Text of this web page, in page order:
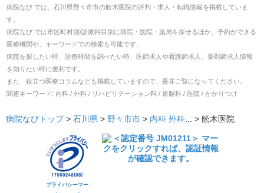
病院なび では、 石川県野々市市の舩木医院の評判・求人・転職情報を掲載していま
す。
病院なび では市区町村別/診療科目別に病院・医院・薬局を探せるほか、予約ができる
医療機関や、キーワードでの検索も可能です。
病院を探したい時、診療時間を調べたい時、医師求人や看護師求人、薬剤師求人情報
を知りたい時に便利です。
また、役立つ医療コラムなども掲載していますので、是非ご覧になってください。
関連キーワード: 内科 / 外科 / リハビリテーション科 / 胃腸科 / 医院 / かかりつけ
病院なびトップ > 石川県 > 野々市市 > 内科 外科... > 舩木医院
プライバシーマー